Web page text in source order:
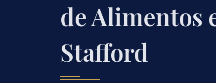
de Alimentos
Stafford